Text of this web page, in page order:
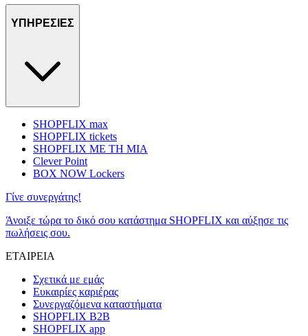
ΥΠΗΡΕΣΙΕΣ
SHOPFLIX max
SHOPFLIX tickets
SHOPFLIX ΜΕ ΤΗ ΜΙΑ
Clever Point
BOX NOW Lockers
Γίνε συνεργάτης!
Άνοιξε τώρα το δικό σου κατάστημα SHOPFLIX και αύξησε τις
πωλήσεις σου.
ΕΤΑΙΡΕΙΑ
Σχετικά με εμάς
Ευκαιρίες καριέρας
Συνεργαζόμενα καταστήματα
SHOPFLIX B2B
SHOPFLIX app